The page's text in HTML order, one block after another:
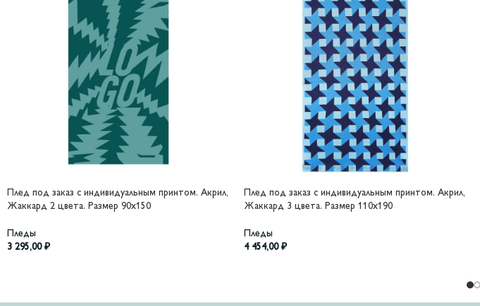
Плед под заказ с индивидуальным принтом. Акрил,
Жаккард 2 цвета. Размер 90х150
Пледы
3 295,00 ₽
Плед под заказ с индивидуальным принтом. Акрил,
Жаккард 3 цвета. Размер 110х190
Пледы
4 454,00 ₽